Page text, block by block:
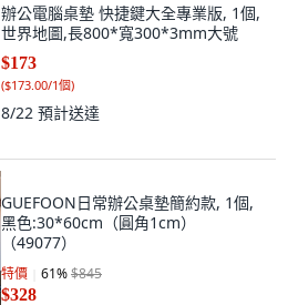
辦公電腦桌墊 快捷鍵大全專業版, 1個,
世界地圖,長800*寬300*3mm大號
$173
($173.00/1個)
8/22 預計送達
GUEFOON日常辦公桌墊簡約款, 1個,
黑色:30*60cm（圓角1cm）
（49077）
特價 61%$845
$328